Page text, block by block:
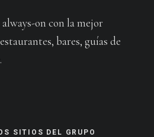
on con la mejor
bares, guías de
SITIOS DEL GRUPO